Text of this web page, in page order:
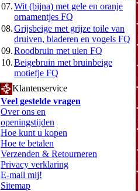
07.Wit (bijna) met gele en oranje
ornamentjes FQ
08.Grijsbeige met grijze toile van
druiven, bladeren en vogels FQ
09.Roodbruin met uien FQ
10.Beigebruin met bruinbeige
motiefje FQ
Klantenservice
Veel gestelde vragen
Over ons en
openingstijden
Hoe kunt u kopen
Hoe te betalen
Verzenden & Retourneren
Privacy verklaring
E-mail mij!
Sitemap